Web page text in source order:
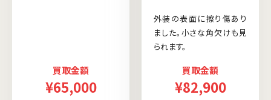
買取金額
¥65,000
外装の表面に擦り傷あり
ました。小さな角欠けも見
られます。
買取金額
¥82,900